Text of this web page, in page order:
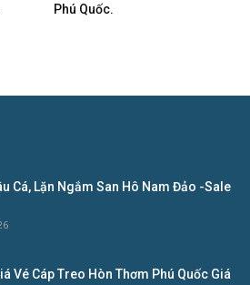
Phú Quốc.
Cá, Lặn Ngắm San Hô Nam Đảo -Sale
Vé Cáp Treo Hòn Thơm Phú Quốc Giá